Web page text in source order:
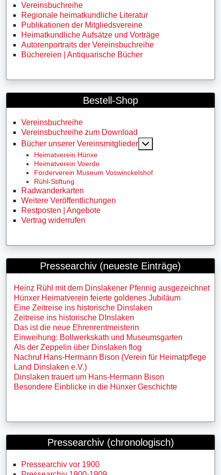
Vereinsbuchreihe
Regionale heimatkundliche Literatur
Publikationen der Mitgliedsvereine
Heimatkundliche Aufsätze und Vorträge
Autorenportraits der Vereinsbuchreihe
Büchereien | Antiquarische Bücher
Bestell-Shop
Vereinsbuchreihe
Vereinsbuchreihe zum Download
Bücher unserer Vereinsmitglieder
Heimatverein Hünxe
Heimatverein Voerde
Förderverein Museum Voswinckelshof
Rühl-Stiftung
Radwanderkarten
Weitere Veröffentlichungen
Restposten | Angebote
Vertrag widerrufen
Pressearchiv (neueste Einträge)
Heinz Rühl mit dem Dinslakener Pfennig ausgezeichnet
Hünxer Heimatverein feierte goldenes Jubiläum
Eine Zeitreise ins historische Dinslaken
Zeitreise ins historische DInslaken
Das ist die neue Ehrenrentmeisterin
Einweihung: Bollwerkskath und Museumsgarten
Als der Zeppelin über Dinslaken flog
Nachruf Hans-Hermann Bison (Verein für Heimatpflege
Land Dinslaken e.V.)
Dinslaken trauert um Hans-Hermann Bison
Besondere Einblicke in die Hünxer Geschichte
Pressearchiv (chronologisch)
Pressearchiv vor 1900